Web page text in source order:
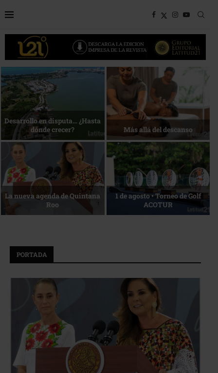
Bottega, un viaje servido a la
mesa
Energía que Impulsa la
competitividad
Reconocimiento de viajeros La esencia del servicio
PORTADA